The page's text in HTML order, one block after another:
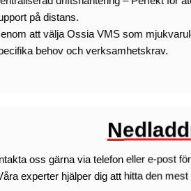
på distans.
att välja Ossia VMS som
behov och verksamhetskrav.
oss gärna via telefon eller e-post
experter hjälper dig att hitta den